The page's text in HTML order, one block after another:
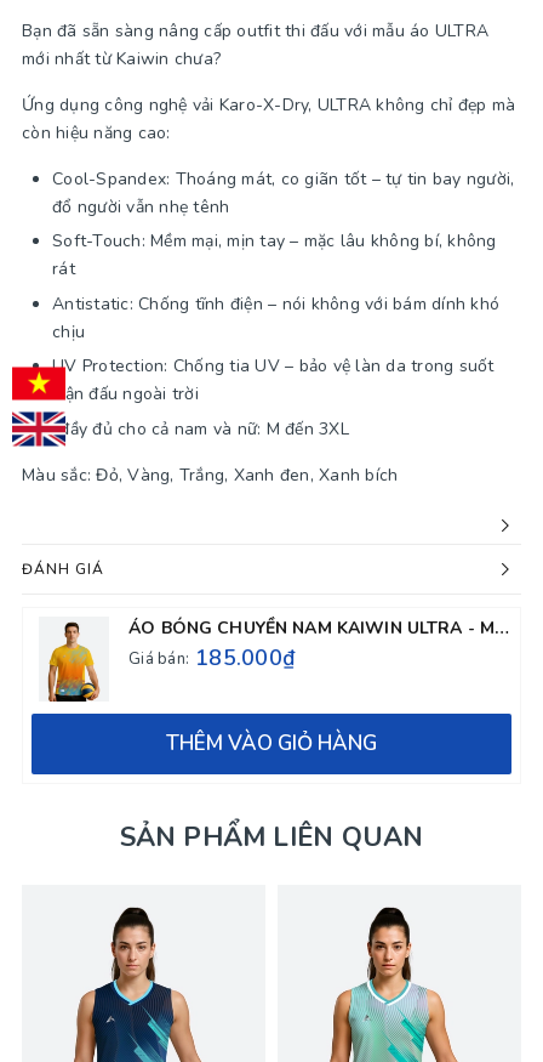
Bạn đã sẵn sàng nâng cấp outfit thi đấu với mẫu áo ULTRA
mới nhất từ Kaiwin chưa?
Ứng dụng công nghệ vải Karo-X-Dry, ULTRA không chỉ đẹp mà
còn hiệu năng cao:
Cool-Spandex: Thoáng mát, co giãn tốt – tự tin bay người,
đổ người vẫn nhẹ tênh
Soft-Touch: Mềm mại, mịn tay – mặc lâu không bí, không
rát
Antistatic: Chống tĩnh điện – nói không với bám dính khó
chịu
UV Protection: Chống tia UV – bảo vệ làn da trong suốt
trận đấu ngoài trời
Size đầy đủ cho cả nam và nữ: M đến 3XL
Màu sắc: Đỏ, Vàng, Trắng, Xanh đen, Xanh bích
ĐÁNH GIÁ
ÁO BÓNG CHUYỀN NAM KAIWIN ULTRA - MÀU VÀNG
Giá bán: 185.000₫
THÊM VÀO GIỎ HÀNG
SẢN PHẨM LIÊN QUAN